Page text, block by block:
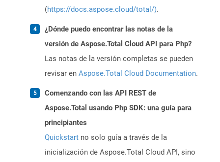
(https://docs.aspose.cloud/total/).
¿Dónde puedo encontrar las notas de la
versión de Aspose.Total Cloud API para Php?
Las notas de la versión completas se pueden
revisar en Aspose.Total Cloud Documentation.
Comenzando con las API REST de
Aspose.Total usando Php SDK: una guía para
principiantes
Quickstart no solo guía a través de la
inicialización de Aspose.Total Cloud API, sino